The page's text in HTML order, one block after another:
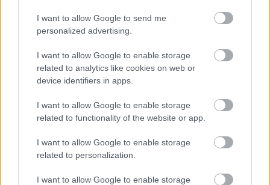
I want to allow Google to send me
personalized advertising.
I want to allow Google to enable storage
related to analytics like cookies on web or
device identifiers in apps.
I want to allow Google to enable storage
related to functionality of the website or app.
I want to allow Google to enable storage
related to personalization.
I want to allow Google to enable storage
Ezúttal a szlovákok egyik legkedvesebb karácsonyi
ételét, a szárított gombával ízesített káposztalevest
mutatjuk be. Enélkül nem igazán van ...